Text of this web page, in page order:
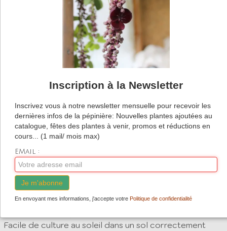
Voir mon panier
Rare Géranium vivace botanique originaire des
plateaux montagneux du sud Caucase, formant un
dôme de grandes fleurs bleues violacées en début
Facile en bordure au soleil, en sol plutôt drainé.
Très peu de plants disponibles...
Description
Geranium gymnocaulon
formant un dôme de feuilles finement découpées vert
franc.
Floraison de grandes fleurs bleues violacées bien au
Facile de culture au soleil dans un sol correctement
Inscription à la Newsletter
Inscrivez vous à notre newsletter mensuelle pour recevoir les
dernières infos de la pépinière: Nouvelles plantes ajoutées au
catalogue, fêtes des plantes à venir, promos et réductions en
cours... (1 mail/ mois max)
EMail :
Je m'abonne
En envoyant mes informations, j'accepte votre Politique de confidentialité